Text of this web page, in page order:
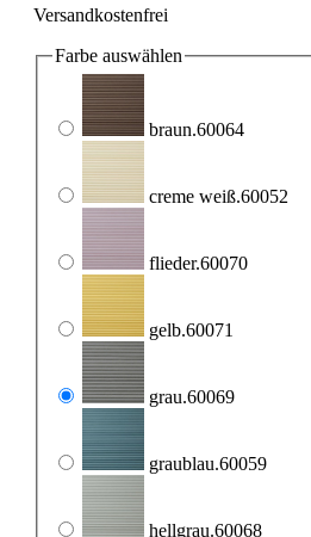
Versandkostenfrei
Farbe auswählen
braun.60064
creme weiß.60052
flieder.60070
gelb.60071
grau.60069
graublau.60059
hellgrau.60068